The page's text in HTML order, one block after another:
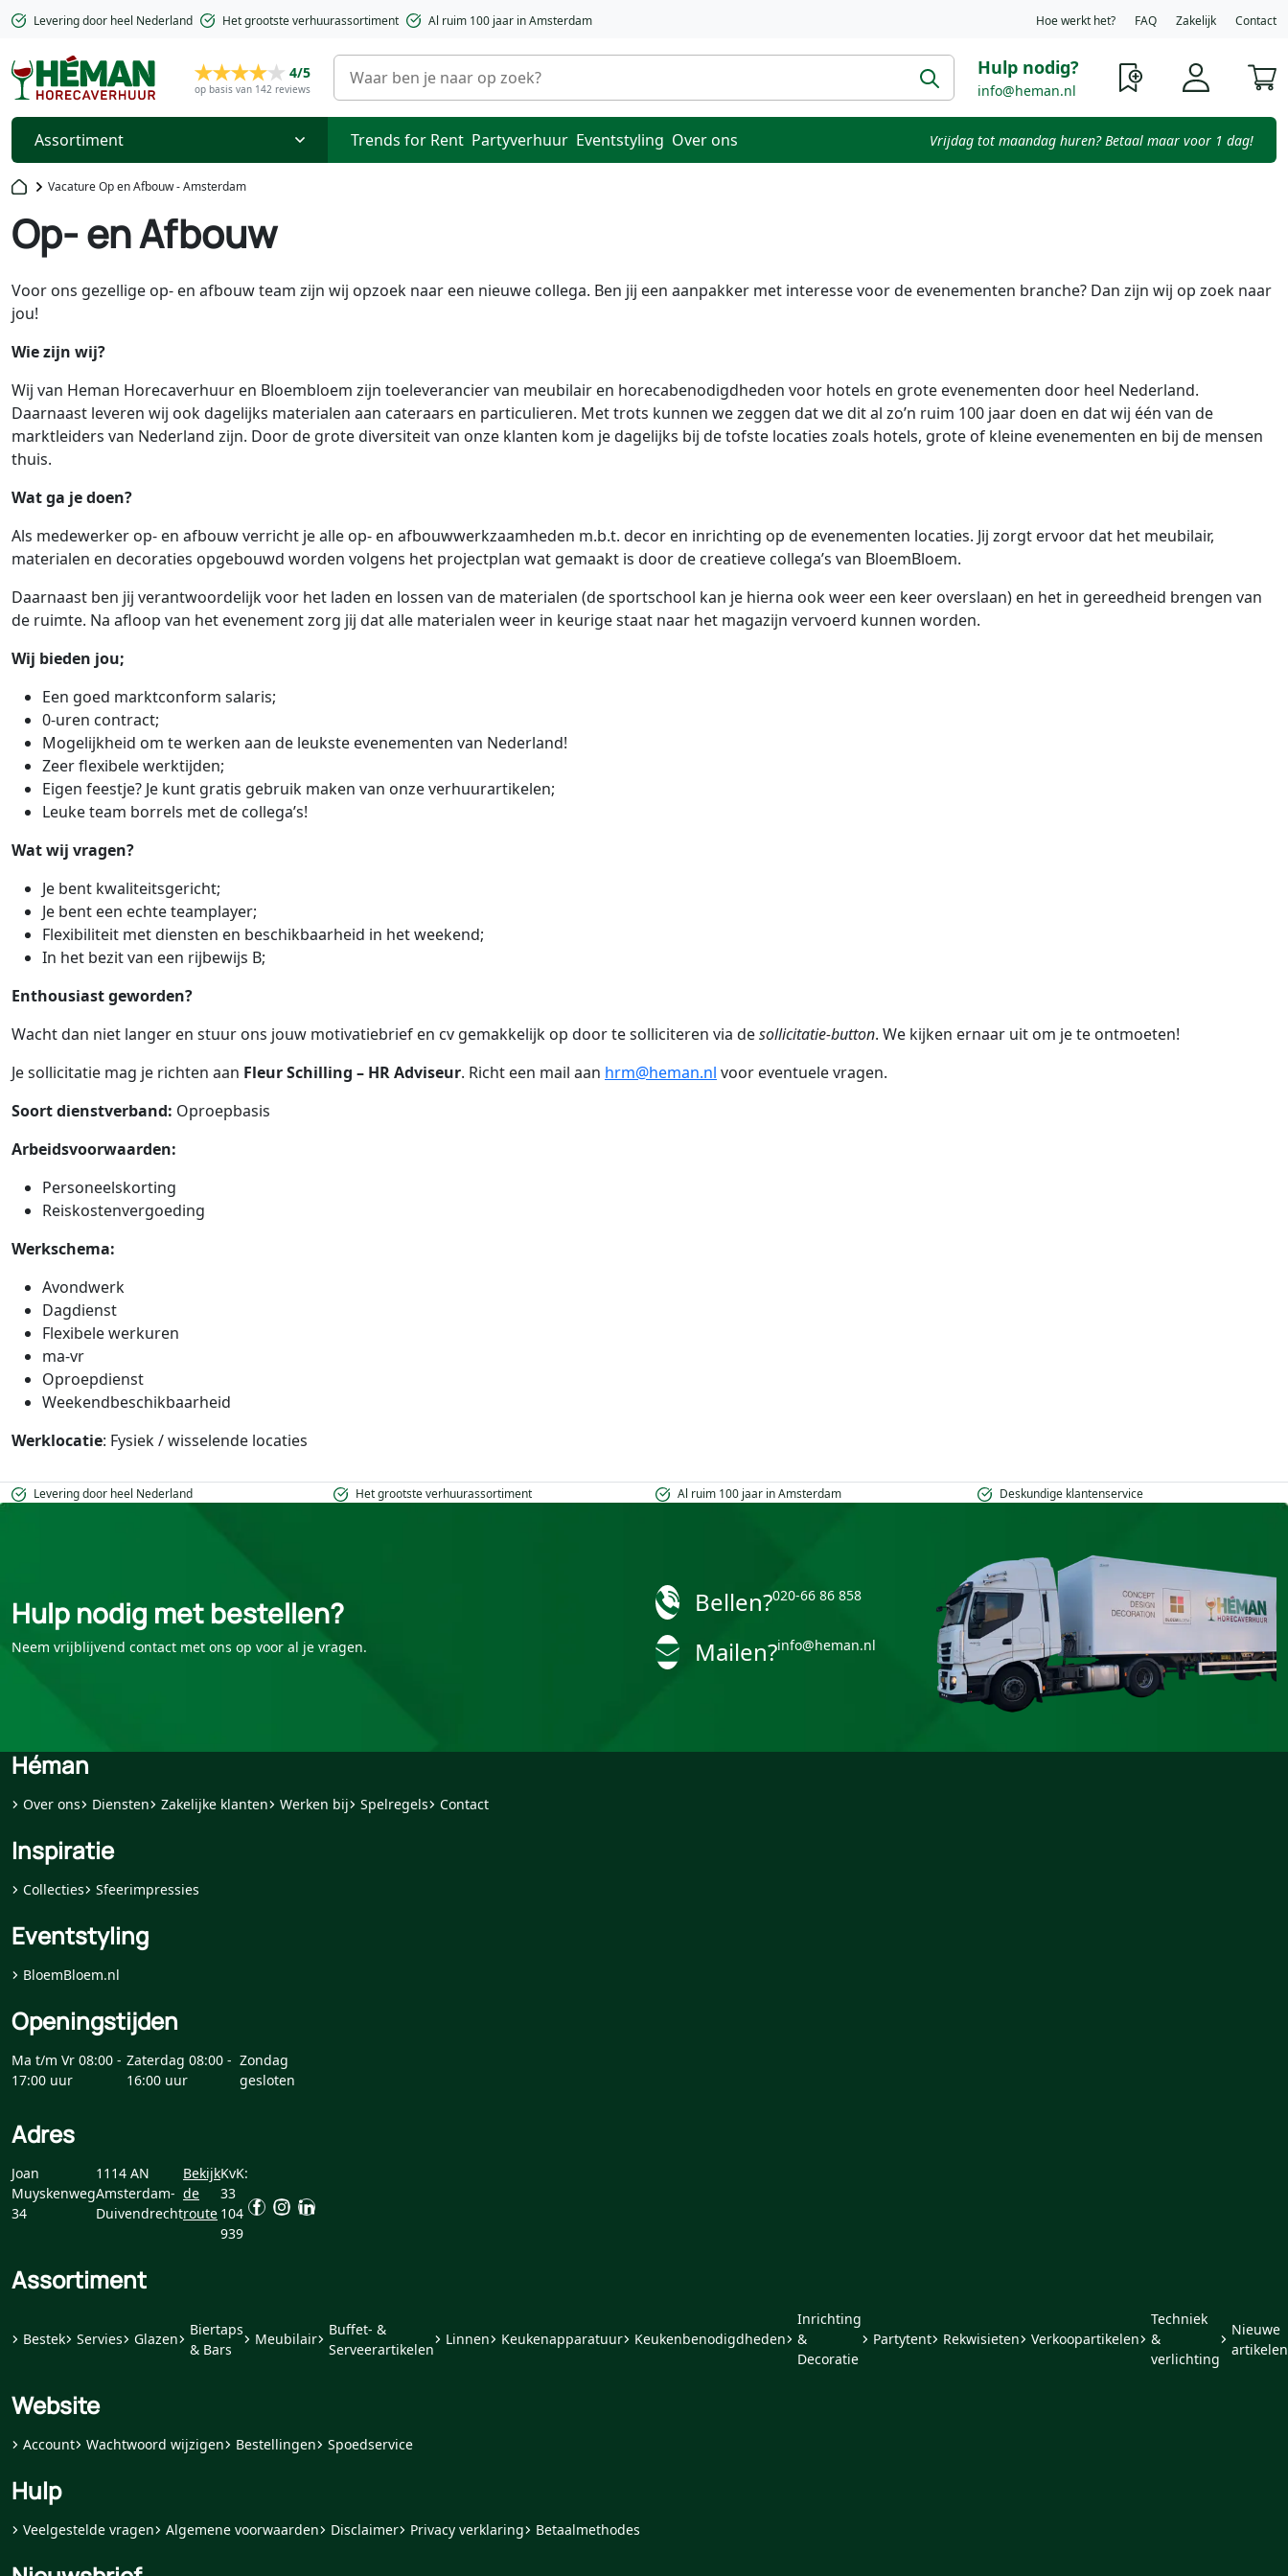
Levering door heel Nederland Het grootste verhuurassortiment Al ruim 100 jaar in Amsterdam Hoe werkt het? FAQ Zakelijk Contact
4/5
op basis van 142 reviews
Hulp nodig?
info@heman.nl
Assortiment Trends for Rent Partyverhuur Eventstyling Over ons Vrijdag tot maandag huren? Betaal maar voor 1 dag!
Vacature Op en Afbouw - Amsterdam
Op- en Afbouw
Voor ons gezellige op- en afbouw team zijn wij opzoek naar een nieuwe collega. Ben jij een aanpakker met interesse voor de evenementen branche? Dan zijn wij op zoek naar
jou!
Wie zijn wij?
Wij van Heman Horecaverhuur en Bloembloem zijn toeleverancier van meubilair en horecabenodigdheden voor hotels en grote evenementen door heel Nederland.
Daarnaast leveren wij ook dagelijks materialen aan cateraars en particulieren. Met trots kunnen we zeggen dat we dit al zo’n ruim 100 jaar doen en dat wij één van de
marktleiders van Nederland zijn. Door de grote diversiteit van onze klanten kom je dagelijks bij de tofste locaties zoals hotels, grote of kleine evenementen en bij de mensen
thuis.
Wat ga je doen?
Als medewerker op- en afbouw verricht je alle op- en afbouwwerkzaamheden m.b.t. decor en inrichting op de evenementen locaties. Jij zorgt ervoor dat het meubilair,
materialen en decoraties opgebouwd worden volgens het projectplan wat gemaakt is door de creatieve collega’s van BloemBloem.
Daarnaast ben jij verantwoordelijk voor het laden en lossen van de materialen (de sportschool kan je hierna ook weer een keer overslaan) en het in gereedheid brengen van
de ruimte. Na afloop van het evenement zorg jij dat alle materialen weer in keurige staat naar het magazijn vervoerd kunnen worden.
Wij bieden jou;
Een goed marktconform salaris;
0-uren contract;
Mogelijkheid om te werken aan de leukste evenementen van Nederland!
Zeer flexibele werktijden;
Eigen feestje? Je kunt gratis gebruik maken van onze verhuurartikelen;
Leuke team borrels met de collega’s!
Wat wij vragen?
Je bent kwaliteitsgericht;
Je bent een echte teamplayer;
Flexibiliteit met diensten en beschikbaarheid in het weekend;
In het bezit van een rijbewijs B;
Enthousiast geworden?
Wacht dan niet langer en stuur ons jouw motivatiebrief en cv gemakkelijk op door te solliciteren via desollicitatie-button. We kijken ernaar uit om je te ontmoeten!
Je sollicitatie mag je richten aan Fleur Schilling – HR Adviseur. Richt een mail aan hrm@heman.nl voor eventuele vragen.
Soort dienstverband: Oproepbasis
Arbeidsvoorwaarden:
Personeelskorting
Reiskostenvergoeding
Werkschema:
Avondwerk
Dagdienst
Flexibele werkuren
ma-vr
Oproepdienst
Weekendbeschikbaarheid
Werklocatie: Fysiek / wisselende locaties
Levering door heel Nederland Het grootste verhuurassortiment Al ruim 100 jaar in Amsterdam Deskundige klantenservice
Hulp nodig met bestellen?
Neem vrijblijvend contact met ons op voor al je vragen.
Bellen?020-66 86 858
Mailen?info@heman.nl
Héman
Over ons Diensten Zakelijke klanten Werken bij Spelregels Contact
Inspiratie
Collecties Sfeerimpressies
Eventstyling
BloemBloem.nl
Openingstijden
Ma t/m Vr 08:00 -
17:00 uur
Zaterdag 08:00 -
16:00 uur
Zondag
gesloten
Adres
Joan
Muyskenweg
34
1114 AN
Amsterdam-
Duivendrecht
Bekijk
de
route
KvK:
33
104
939
Assortiment
Bestek Servies Glazen
Biertaps
& Bars
Meubilair
Buffet- &
Serveerartikelen
Linnen Keukenapparatuur Keukenbenodigdheden
Inrichting
&
Decoratie
Partytent Rekwisieten Verkoopartikelen
Techniek
&
verlichting
Nieuwe
artikelen
Website
Account Wachtwoord wijzigen Bestellingen Spoedservice
Hulp
Veelgestelde vragen Algemene voorwaarden Disclaimer Privacy verklaring Betaalmethodes